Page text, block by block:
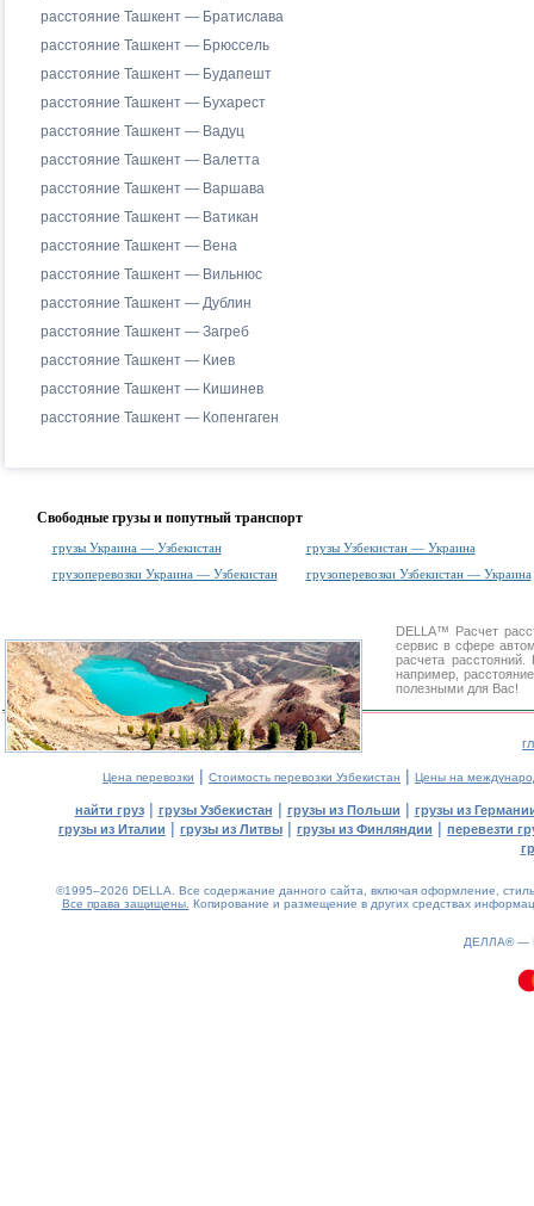
расстояние Ташкент — Братислава
расстояние Ташкент — Брюссель
расстояние Ташкент — Будапешт
расстояние Ташкент — Бухарест
расстояние Ташкент — Вадуц
расстояние Ташкент — Валетта
расстояние Ташкент — Варшава
расстояние Ташкент — Ватикан
расстояние Ташкент — Вена
расстояние Ташкент — Вильнюс
расстояние Ташкент — Дублин
расстояние Ташкент — Загреб
расстояние Ташкент — Киев
расстояние Ташкент — Кишинев
расстояние Ташкент — Копенгаген
Свободные грузы и попутный транспорт
грузы Украина — Узбекистан
грузы Узбекистан — Украина
грузоперевозки Украина — Узбекистан
грузоперевозки Узбекистан — Украина
DELLA™ Расчет
сервис в сфере
расчета
например,
полезными для Вас!
Цена перевозки | Стоимость перевозки Узбекистан | Цены на
найти груз| грузы Узбекистан | грузы из Польши | грузы из
грузы из Италии | грузы из Литвы | грузы из Финляндии | перевезти
©1995–2026 DELLA. Все содержание данного сайта, включая оформление,
Все права защищены. Копирование и размещение в других средствах
ДЕЛЛА® —